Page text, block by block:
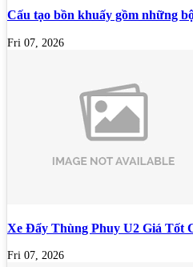
Cấu tạo bồn khuấy gồm những
Fri 07, 2026
Xe Đẩy Thùng Phuy U2 Giá Tốt
Fri 07, 2026